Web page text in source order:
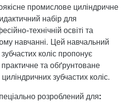
промислове циліндричне
набір для
технічній освіті та
навчанні. Цей навчальний
зубчастих коліс пропонує
та обґрунтоване
зубчастих коліс.
розроблений для: